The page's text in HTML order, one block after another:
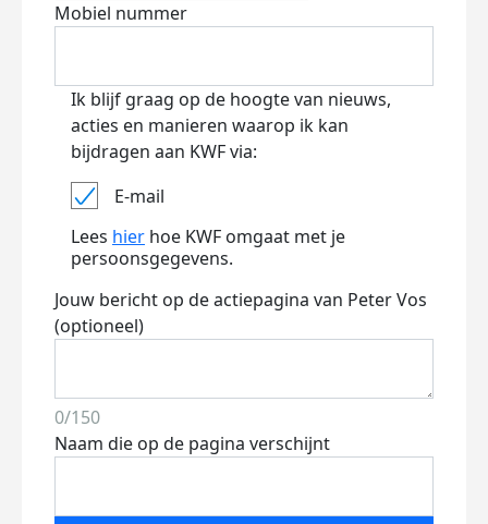
Mobiel nummer
Ik blijf graag op de hoogte van nieuws,
acties en manieren waarop ik kan
bijdragen aan KWF via:
E-mail
Lees hier hoe KWF omgaat met je
persoonsgegevens.
Jouw bericht op de actiepagina van Peter Vos
(optioneel)
0/150
Naam die op de pagina verschijnt